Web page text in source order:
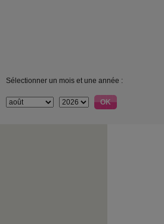
Sélectionner un mois et une année :